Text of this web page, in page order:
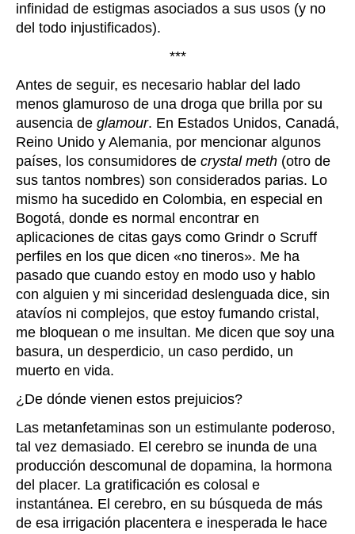
infinidad de estigmas asociados a sus usos (y no
del todo injustificados).
***
Antes de seguir, es necesario hablar del lado
menos glamuroso de una droga que brilla por su
ausencia de glamour. En Estados Unidos, Canadá,
Reino Unido y Alemania, por mencionar algunos
países, los consumidores de crystal meth (otro de
sus tantos nombres) son considerados parias. Lo
mismo ha sucedido en Colombia, en especial en
Bogotá, donde es normal encontrar en
aplicaciones de citas gays como Grindr o Scruff
perfiles en los que dicen «no tineros». Me ha
pasado que cuando estoy en modo uso y hablo
con alguien y mi sinceridad deslenguada dice, sin
atavíos ni complejos, que estoy fumando cristal,
me bloquean o me insultan. Me dicen que soy una
basura, un desperdicio, un caso perdido, un
muerto en vida.
¿De dónde vienen estos prejuicios?
Las metanfetaminas son un estimulante poderoso,
tal vez demasiado. El cerebro se inunda de una
producción descomunal de dopamina, la hormona
del placer. La gratificación es colosal e
instantánea. El cerebro, en su búsqueda de más
de esa irrigación placentera e inesperada le hace